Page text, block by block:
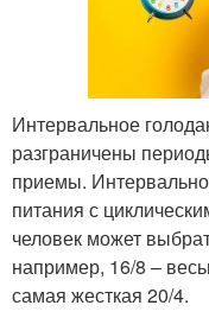
Интервальное
разграничены
приемы.
питания с
человек может
например, 16/8 –
самая жесткая 20/4.